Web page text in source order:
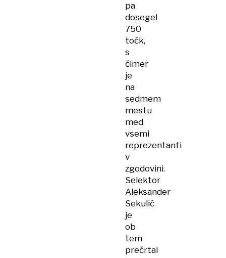
pa
dosegel
750
točk,
s
čimer
je
na
sedmem
mestu
med
vsemi
reprezentanti
v
zgodovini.
Selektor
Aleksander
Sekulić
je
ob
tem
prečrtal